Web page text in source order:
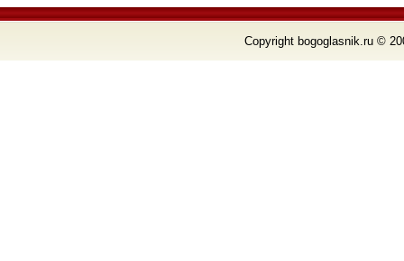
Copyright bogoglasnik.ru ©